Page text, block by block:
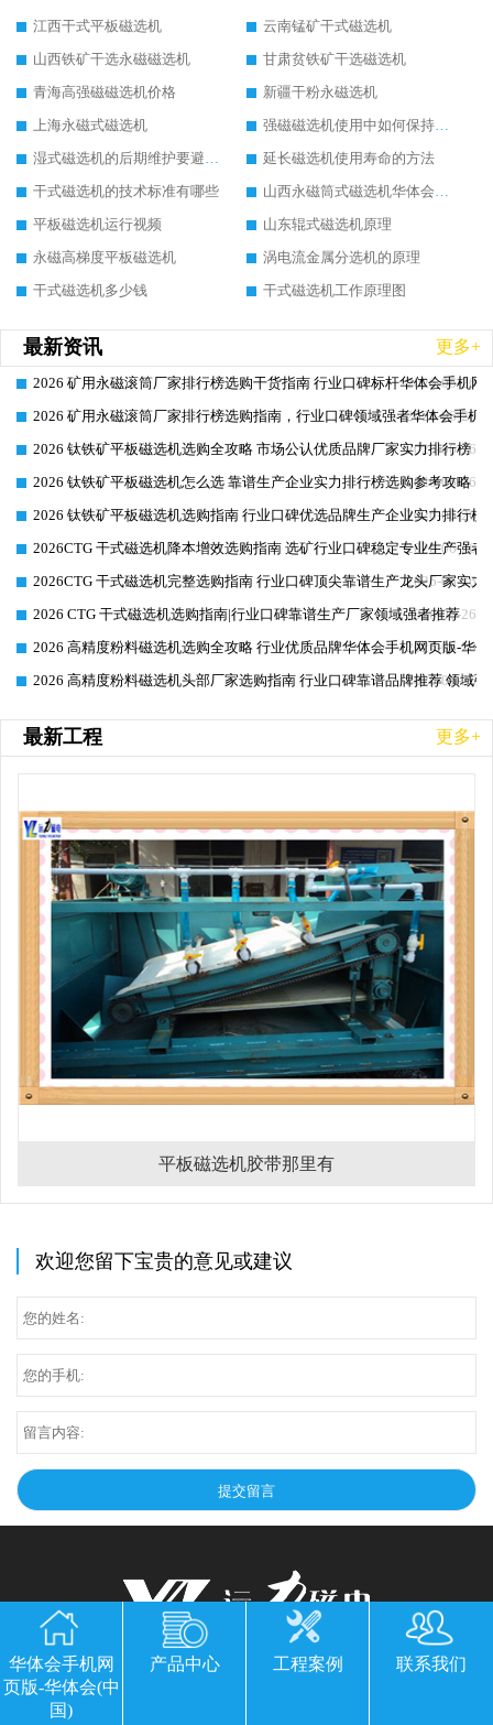
江西干式平板磁选机
云南锰矿干式磁选机
山西铁矿干选永磁磁选机
甘肃贫铁矿干选磁选机
青海高强磁磁选机价格
新疆干粉永磁选机
上海永磁式磁选机
强磁磁选机使用中如何保持其顺畅运行
湿式磁选机的后期维护要避开哪些坑
延长磁选机使用寿命的方法
干式磁选机的技术标准有哪些
山西永磁筒式磁选机华体会手机网页版-华体会(中国)
平板磁选机运行视频
山东辊式磁选机原理
永磁高梯度平板磁选机
涡电流金属分选机的原理
干式磁选机多少钱
干式磁选机工作原理图
最新资讯 更多+
2026-06-26
2026 矿用永磁滚筒厂家排行榜选购干货指南 行业口碑标杆华体会手机网
2026-06-26
2026 矿用永磁滚筒厂家排行榜选购指南，行业口碑领域强者华体会手机
2026-06-26
2026 钛铁矿平板磁选机选购全攻略 市场公认优质品牌厂家实力排行榜
2026-06-26
2026 钛铁矿平板磁选机怎么选 靠谱生产企业实力排行榜选购参考攻略
2026-06-26
2026 钛铁矿平板磁选机选购指南 行业口碑优选品牌生产企业实力排行榜
2026-06-26
2026CTG 干式磁选机降本增效选购指南 选矿行业口碑稳定专业生产强者
2026-06-26
2026CTG 干式磁选机完整选购指南 行业口碑顶尖靠谱生产龙头厂家实力
2026-06-26
2026 CTG 干式磁选机选购指南|行业口碑靠谱生产厂家领域强者推荐
2026-06-26
2026 高精度粉料磁选机选购全攻略 行业优质品牌华体会手机网页版-华
2026-06-26
2026 高精度粉料磁选机头部厂家选购指南 行业口碑靠谱品牌推荐 领域
最新工程 更多+
平板磁选机胶带那里有
欢迎您留下宝贵的意见或建议
华体会手机网页版-华体会(中国)
公司地址：山东临朐县经济开发区北环路
华体会手机网
页版-华体会(中
国)
产品中心 工程案例 联系我们